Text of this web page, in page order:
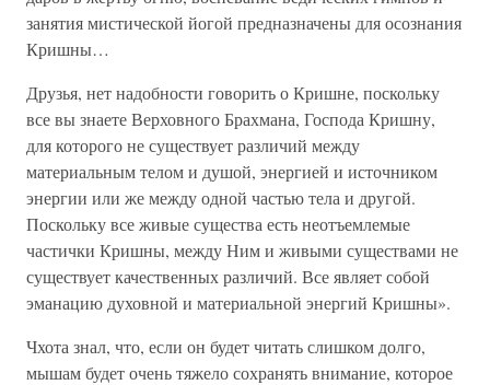
занятия мистической йогой предназначены для осознания
Кришны…
Друзья, нет надобности говорить о Кришне, поскольку
все вы знаете Верховного Брахмана, Господа Кришну,
для которого не существует различий между
материальным телом и душой, энергией и источником
энергии или же между одной частью тела и другой.
Поскольку все живые существа есть неотъемлемые
частички Кришны, между Ним и живыми существами не
существует качественных различий. Все являет собой
эманацию духовной и материальной энергий Кришны».
Чхота знал, что, если он будет читать слишком долго,
мышам будет очень тяжело сохранять внимание, которое